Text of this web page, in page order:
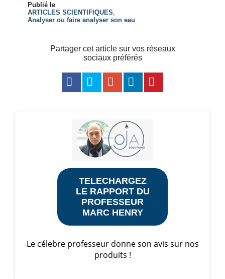
Publié le
ARTICLES SCIENTIFIQUES
Analyser ou faire analyser son eau
Partager cet article sur vos réseaux
sociaux préférés
TELECHARGEZ
LE RAPPORT DU
PROFESSEUR
MARC HENRY
Le célebre professeur donne son avis sur nos
produits !